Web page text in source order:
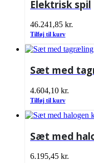
Elektrisk spil
46.241,85 kr.
Tilføj til kurv
Sæt med
4.604,10 kr.
Tilføj til kurv
Sæt med
6.195,45 kr.